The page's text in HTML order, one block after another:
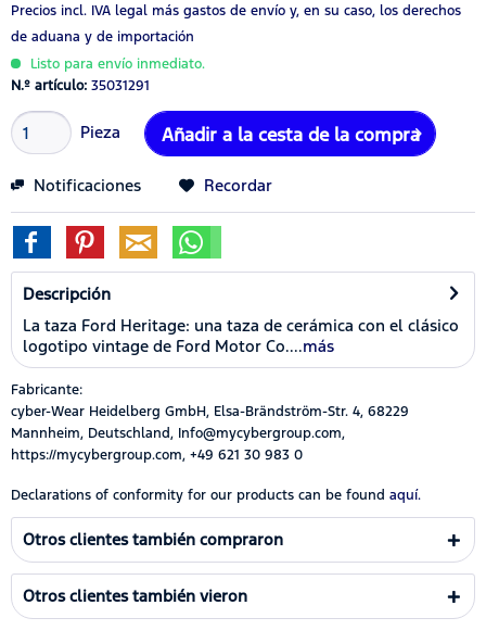
Precios incl. IVA legal más gastos de envío y, en su caso, los derechos
de aduana y de importación
Listo para envío inmediato.
N.º artículo: 35031291
Pieza Añadir a la cesta de la compra
Notificaciones Recordar
Descripción
La taza Ford Heritage: una taza de cerámica con el clásico
logotipo vintage de Ford Motor Co....más
Fabricante:
cyber-Wear Heidelberg GmbH, Elsa-Brändström-Str. 4, 68229
Mannheim, Deutschland, Info@mycybergroup.com,
https://mycybergroup.com, +49 621 30 983 0
Declarations of conformity for our products can be found aquí.
Otros clientes también compraron
Otros clientes también vieron